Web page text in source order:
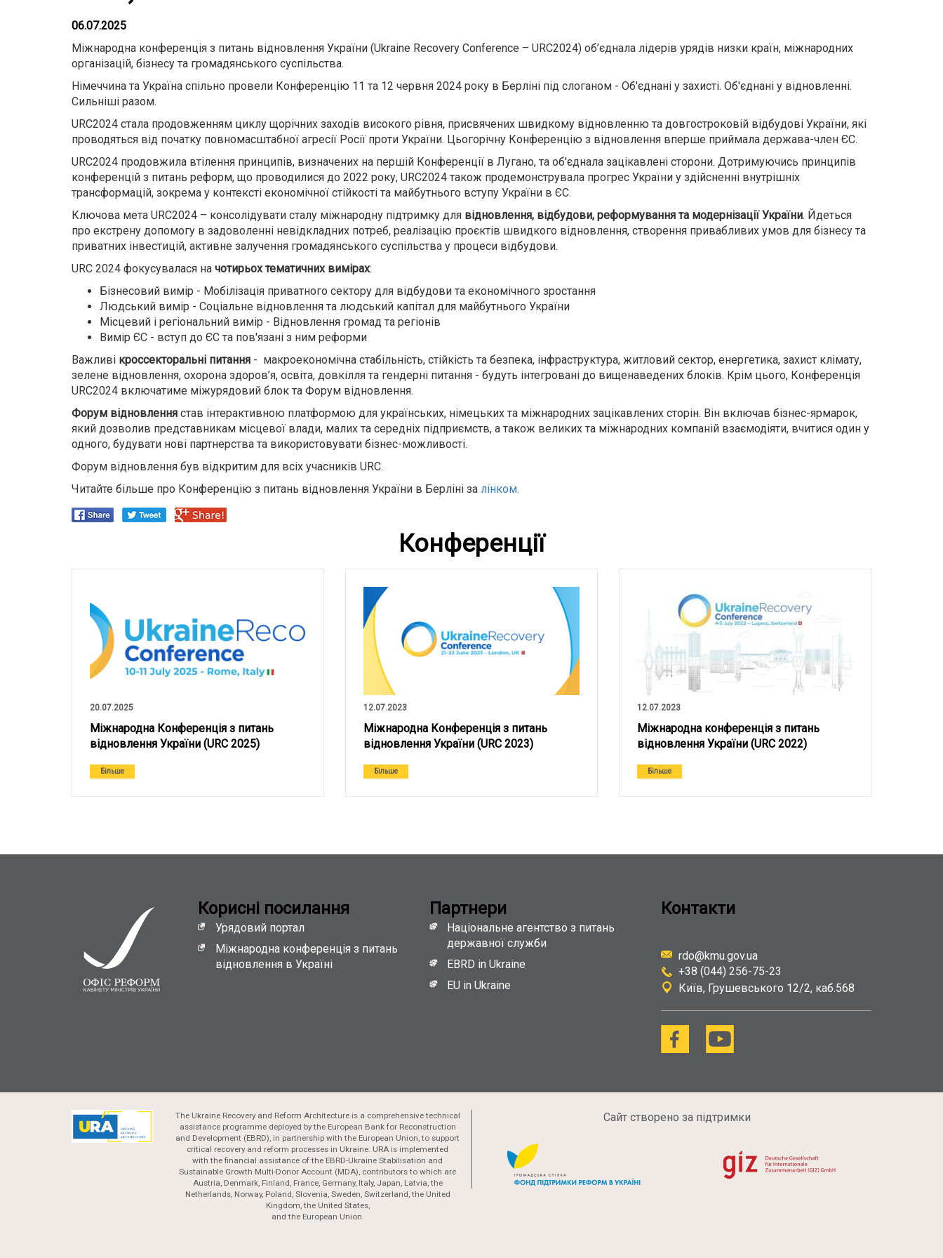
06.07.2025
Міжнародна конференція з питань відновлення України (Ukraine Recovery Conference – URC2024) об’єднала лідерів урядів низки країн, міжнародних
організацій, бізнесу та громадянського суспільства.
Німеччина та Україна спільно провели Конференцію 11 та 12 червня 2024 року в Берліні під слоганом - Об'єднані у захисті. Об'єднані у відновленні.
Сильніші разом.
URC2024 стала продовженням циклу щорічних заходів високого рівня, присвячених швидкому відновленню та довгостроковій відбудові України, які
проводяться від початку повномасштабної агресії Росії проти України. Цьогорічну Конференцію з відновлення вперше приймала держава-член ЄС.
URC2024 продовжила втілення принципів, визначених на першій Конференції в Лугано, та об'єднала зацікавлені сторони. Дотримуючись принципів
конференцій з питань реформ, що проводилися до 2022 року, URC2024 також продемонструвала прогрес України у здійсненні внутрішніх
трансформацій, зокрема у контексті економічної стійкості та майбутнього вступу України в ЄС.
Ключова мета URC2024 – консолідувати сталу міжнародну підтримку для відновлення, відбудови, реформування та модернізації України. Йдеться
про екстрену допомогу в задоволенні невідкладних потреб, реалізацію проєктів швидкого відновлення, створення привабливих умов для бізнесу та
приватних інвестицій, активне залучення громадянського суспільства у процеси відбудови.
URC 2024 фокусувалася на чотирьох тематичних вимірах:
Бізнесовий вимір - Мобілізація приватного сектору для відбудови та економічного зростання
Людський вимір - Соціальне відновлення та людський капітал для майбутнього України
Місцевий і регіональний вимір - Відновлення громад та регіонів
Вимір ЄС - вступ до ЄС та пов'язані з ним реформи
Важливі кроссекторальні питання - макроекономічна стабільність, стійкість та безпека, інфраструктура, житловий сектор, енергетика, захист клімату,
зелене відновлення, охорона здоров’я, освіта, довкілля та гендерні питання - будуть інтегровані до вищенаведених блоків. Крім цього, Конференція
URC2024 включатиме міжурядовий блок та Форум відновлення.
Форум відновлення став інтерактивною платформою для українських, німецьких та міжнародних зацікавлених сторін. Він включав бізнес-ярмарок,
який дозволив представникам місцевої влади, малих та середніх підприємств, а також великих та міжнародних компаній взаємодіяти, вчитися один у
одного, будувати нові партнерства та використовувати бізнес-можливості.
Форум відновлення був відкритим для всіх учасників URC.
Читайте більше про Конференцію з питань відновлення України в Берліні за лінком.
Конференції
20.07.2025
Міжнародна Конференція з питань
відновлення України (URC 2025)
Більше
12.07.2023
Міжнародна Конференція з питань
відновлення України (URC 2023)
Більше
12.07.2023
Міжнародна конференція з питань
відновлення України (URC 2022)
Більше
Кориснi посилання
Урядовий портал
Міжнародна конференція з питань
відновлення в Україні
Партнери
Національне агентство з питань
державної служби
EBRD in Ukraine
EU in Ukraine
Контакти
rdo@kmu.gov.ua
+38 (044) 256-75-23
Київ Грушевського 12/2, каб.568
The Ukraine Recovery and Reform Architecture is a comprehensive technical
assistance programme deployed by the European Bank for Reconstruction
and Development (EBRD), in partnership with the European Union, to support
critical recovery and reform processes in Ukraine. URA is implemented
with the financial assistance of the EBRD-Ukraine Stabilisation and
Sustainable Growth Multi-Donor Account (MDA), contributors to which are
Austria, Denmark, Finland, France, Germany, Italy, Japan, Latvia, the
Netherlands, Norway, Poland, Slovenia, Sweden, Switzerland, the United
Kingdom, the United States,
and the European Union.
Сайт створено за підтримки